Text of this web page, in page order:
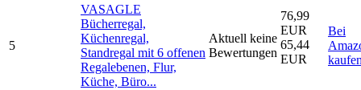
5
VASAGLE
Bücherregal,
Küchenregal,
Standregal mit 6 offenen
Regalebenen, Flur,
Küche, Büro...
Aktuell keine
Bewertungen
76,99
EUR
65,44
EUR
Bei